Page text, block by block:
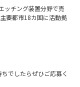
ッチング装置分野で売
要都市18カ国に活動拠
％】を研究開発に継続
でしたらぜひご応募く